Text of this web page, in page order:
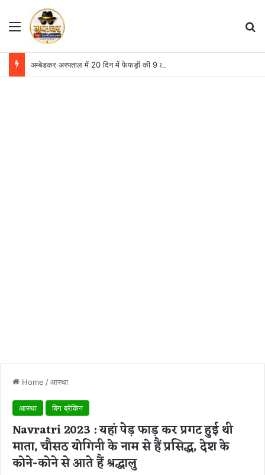
Menu
Home /आस्था
आस्था बिग ब्रेकिंग
Navratri 2023 : यहां पेड़ फाड़ कर प्रगट हुई थी
माता, चौसठ योगिनी के नाम से हैं प्रसिद्ध, देश के
कोने-कोने से आते हैं श्रद्धालु